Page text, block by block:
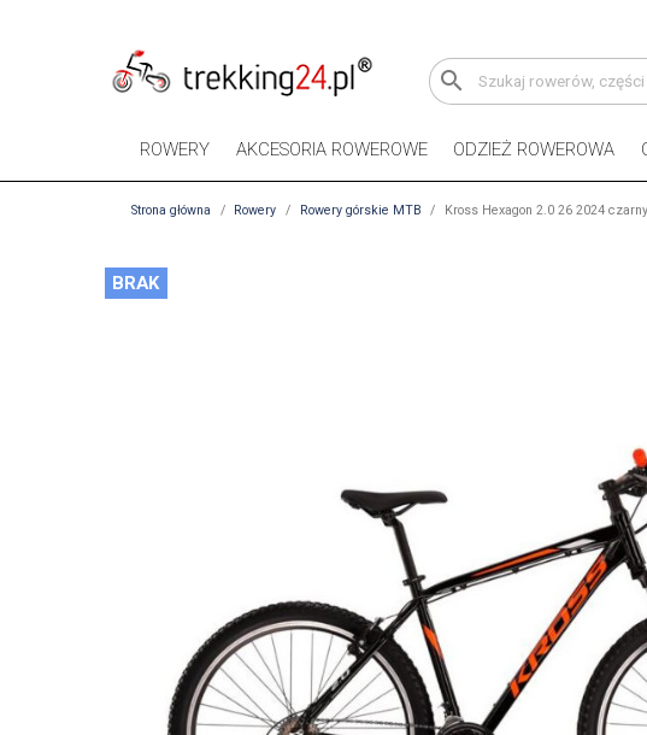
search
ROWERY AKCESORIA ROWEROWE ODZIEŻ ROWEROWA
Strona główna Rowery Rowery górskie MTB Kross Hexagon 2.0 26 2024
BRAK